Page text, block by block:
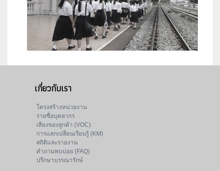
เกี่ยวกับเรา
โครงสร้างหน่วยงาน
รายชื่อบุคลากร
เสียงของลูกค้า (VOC)
การแลกเปลี่ยนเรียนรู้ (KM)
สถิติและรายงาน
คำถามพบบ่อย (FAQ)
ปรึกษาบรรณารักษ์